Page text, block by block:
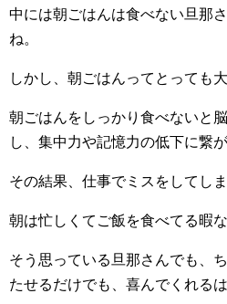
中には朝ごはんは食べない旦那
ね。
しかし、朝ごはんってとっても
朝ごはんをしっかり食べないと
し、集中力や記憶力の低下に繋が
その結果、仕事でミスをしてし
朝は忙しくてご飯を食べてる暇
そう思っている旦那さんでも、
たせるだけでも、喜んでくれるは